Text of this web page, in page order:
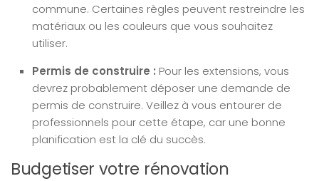
commune. Certaines règles peuvent restreindre les
matériaux ou les couleurs que vous souhaitez
utiliser.
Permis de construire : Pour les extensions, vous
devrez probablement déposer une demande de
permis de construire. Veillez à vous entourer de
professionnels pour cette étape, car une bonne
planification est la clé du succès.
Budgetiser votre rénovation